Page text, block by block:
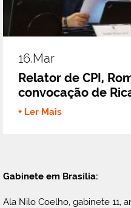
16.mar
Relator de CPI,
convocação de
+ Ler Mais
Gabinete em Brasília:
Ala Nilo Coelho, gabinete 11,